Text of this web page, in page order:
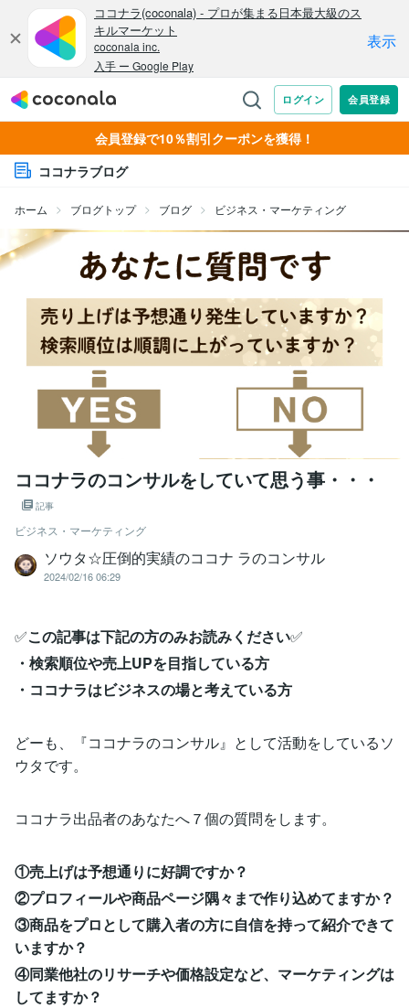
会員登録で10％割引クーポンを獲得！
ココナラブログ
ホーム ブログトップ ブログ ビジネス・マーケティング
ココナラのコンサルをしていて思う事・・・
記事
ビジネス・マーケティング
ソウタ☆圧倒的実績のココナ ラのコンサル
2024/02/16 06:29
✅この記事は下記の方のみお読みください✅
・検索順位や売上UPを目指している方
・ココナラはビジネスの場と考えている方
どーも、『ココナラのコンサル』として活動をしているソ
ウタです。
ココナラ出品者のあなたへ７個の質問をします。
①売上げは予想通りに好調ですか？
②プロフィールや商品ページ隅々まで作り込めてますか？
③商品をプロとして購入者の方に自信を持って紹介できて
いますか？
④同業他社のリサーチや価格設定など、マーケティングは
してますか？